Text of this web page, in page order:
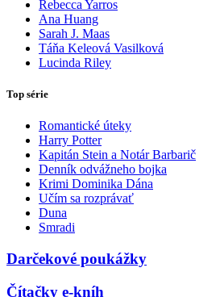
Rebecca Yarros
Ana Huang
Sarah J. Maas
Táňa Keleová Vasilková
Lucinda Riley
Top série
Romantické úteky
Harry Potter
Kapitán Stein a Notár Barbarič
Denník odvážneho bojka
Krimi Dominika Dána
Učím sa rozprávať
Duna
Smradi
Darčekové poukážky
Čítačky e-kníh